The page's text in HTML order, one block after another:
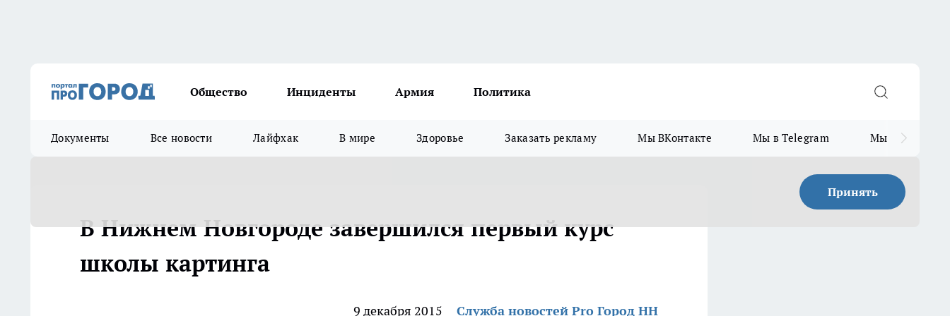
Общество Инциденты Армия Политика
Документы Все новости Лайфхак В мире Здоровье Заказать рекламу Мы ВКонтакте Мы в Telegram Мы в MAX
Принять
В Нижнем Новгороде завершился первый курс
школы картинга
9 декабря 2015 Служба новостей Pro Город НН